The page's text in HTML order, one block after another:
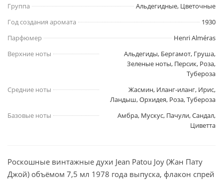
Группа
Альдегидные, Цветочные
Год создания аромата
1930
Парфюмер
Henri Alméras
Верхние ноты
Альдегиды, Бергамот, Груша,
Зеленые ноты, Персик, Роза,
Тубероза
Средние ноты
Жасмин, Иланг-иланг, Ирис,
Ландыш, Орхидея, Роза, Тубероза
Базовые ноты
Амбра, Мускус, Пачули, Сандал,
Циветта
Роскошные винтажные духи Jean Patou Joy (Жан Пату
Джой) объёмом 7,5 мл 1978 года выпуска, флакон спрей